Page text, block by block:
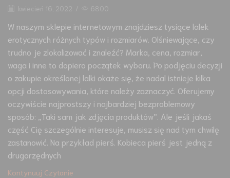
kwiecień 16, 2022 6800
W naszym sklepie internetowym znajdziesz tysiące lalek
erotycznych różnych typów i rozmiarów. Olśniewające, czy
trudno je zlokalizować i znaleźć? Marka, cena, rozmiar,
waga i inne to dopiero początek wyboru. Po podjęciu decyzji
o zakupie określonej lalki okaże się, że nadal istnieje kilka
opcji dostosowywania, które należy zaznaczyć. Oferujemy
oczywiście najprostszy i najbardziej bezproblemowy
sposób: „Taki sam jak zdjęcia produktów”. Ale jeśli jakaś
część Cię szczególnie interesuje, musisz się nad tym chwilę
zastanowić. Na przykład pierś. Kobieca pierś jest jedną z
drugorzędnych
Kontynuuj Czytanie